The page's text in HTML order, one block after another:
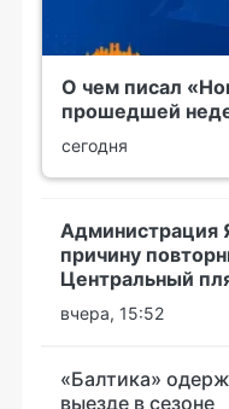
О чем писал
прошедшей
сегодня
Администрация
причину
Центральный
вчера, 15:52
«Балтика»
выезде в сезоне